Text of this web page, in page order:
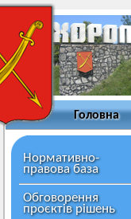
Головна
Нормативно-
правова база
Обговорення
проєктів рішень